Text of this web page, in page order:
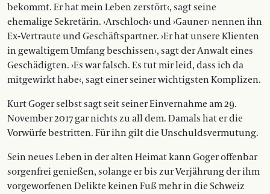
bekommt. Er hat mein Leben zerstört‹, sagt seine
ehemalige Sekretärin. ›Arschloch‹ und ›Gauner‹ nennen ihn
Ex-Vertraute und Geschäftspartner. ›Er hat unsere Klienten
in gewaltigem Umfang beschissen‹, sagt der Anwalt eines
Geschädigten. ›Es war falsch. Es tut mir leid, dass ich da
mitgewirkt habe‹, sagt einer seiner wichtigsten Komplizen.
Kurt Goger selbst sagt seit seiner Einvernahme am 29.
November 2017 gar nichts zu all dem. Damals hat er die
Vorwürfe bestritten. Für ihn gilt die Unschuldsvermutung.
Sein neues Leben in der alten Heimat kann Goger offenbar
sorgenfrei genießen, solange er bis zur Verjährung der ihm
vorgeworfenen Delikte keinen Fuß mehr in die Schweiz